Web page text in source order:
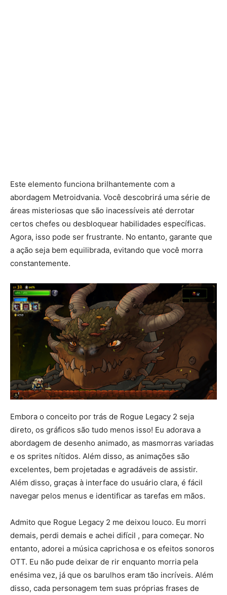
Este elemento funciona brilhantemente com a
abordagem Metroidvania. Você descobrirá uma série de
áreas misteriosas que são inacessíveis até derrotar
certos chefes ou desbloquear habilidades específicas.
Agora, isso pode ser frustrante. No entanto, garante que
a ação seja bem equilibrada, evitando que você morra
constantemente.
Embora o conceito por trás de Rogue Legacy 2 seja
direto, os gráficos são tudo menos isso! Eu adorava a
abordagem de desenho animado, as masmorras variadas
e os sprites nítidos. Além disso, as animações são
excelentes, bem projetadas e agradáveis ​​de assistir.
Além disso, graças à interface do usuário clara, é fácil
navegar pelos menus e identificar as tarefas em mãos.
Admito que Rogue Legacy 2 me deixou louco. Eu morri
demais, perdi demais e achei difícil , para começar. No
entanto, adorei a música caprichosa e os efeitos sonoros
OTT. Eu não pude deixar de rir enquanto morria pela
enésima vez, já que os barulhos eram tão incríveis. Além
disso, cada personagem tem suas próprias frases de